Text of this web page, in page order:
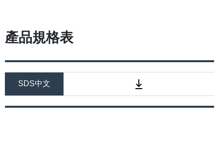
產品規格表
SDS中文